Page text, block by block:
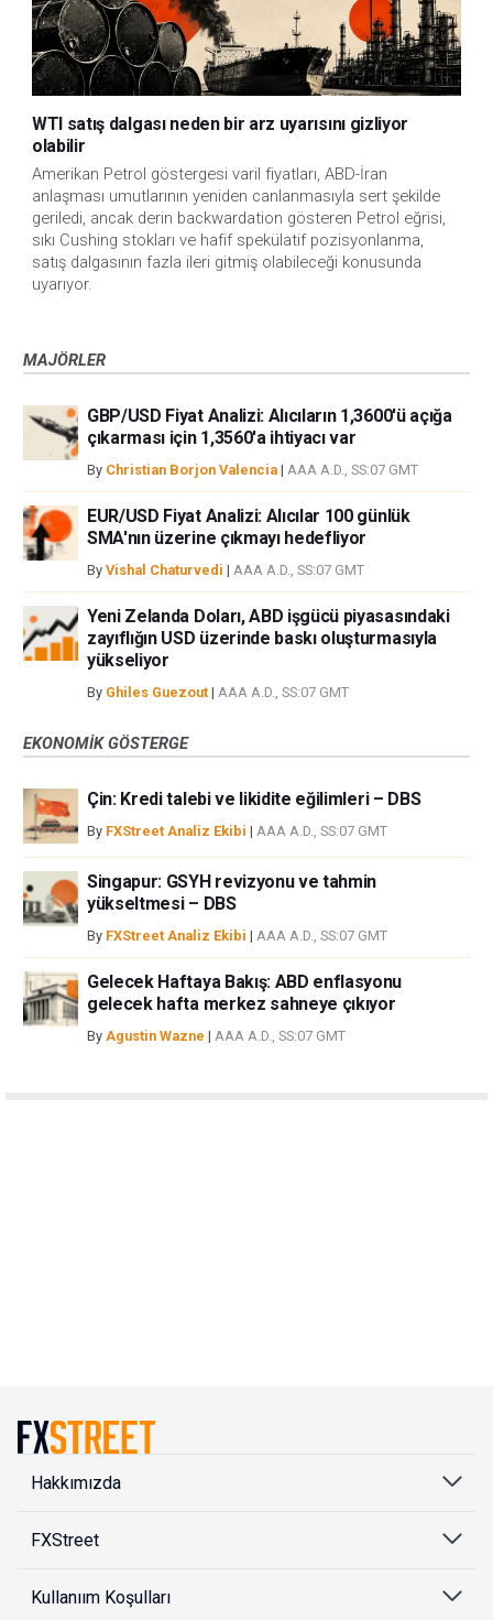
WTI satış dalgası neden bir arz uyarısını gizliyor
olabilir
Amerikan Petrol göstergesi varil fiyatları, ABD-İran
anlaşması umutlarının yeniden canlanmasıyla sert şekilde
geriledi, ancak derin backwardation gösteren Petrol eğrisi,
sıkı Cushing stokları ve hafif spekülatif pozisyonlanma,
satış dalgasının fazla ileri gitmiş olabileceği konusunda
uyarıyor.
MAJÖRLER
GBP/USD Fiyat Analizi: Alıcıların 1,3600'ü açığa
çıkarması için 1,3560'a ihtiyacı var
By Christian Borjon Valencia | AAA A.D., SS:07 GMT
EUR/USD Fiyat Analizi: Alıcılar 100 günlük
SMA'nın üzerine çıkmayı hedefliyor
By Vishal Chaturvedi | AAA A.D., SS:07 GMT
Yeni Zelanda Doları, ABD işgücü piyasasındaki
zayıflığın USD üzerinde baskı oluşturmasıyla
yükseliyor
By Ghiles Guezout | AAA A.D., SS:07 GMT
EKONOMIK GÖSTERGE
Çin: Kredi talebi ve likidite eğilimleri – DBS
By FXStreet Analiz Ekibi | AAA A.D., SS:07 GMT
Singapur: GSYH revizyonu ve tahmin
yükseltmesi – DBS
By FXStreet Analiz Ekibi | AAA A.D., SS:07 GMT
Gelecek Haftaya Bakış: ABD enflasyonu
gelecek hafta merkez sahneye çıkıyor
By Agustin Wazne | AAA A.D., SS:07 GMT
Hakkımızda
FXStreet
Kullanıım Koşulları